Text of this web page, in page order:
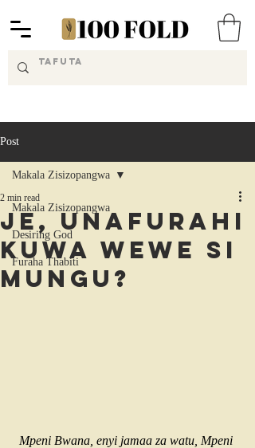
Post
Makala Zisizopangwa
Desiring God
Furaha Thabiti
Makala Zisizopangwa
Je, Unafurahi
Kuwa Wewe Si
Mungu?
2 min read
Mpeni Bwana, enyi jamaa za watu, Mpeni